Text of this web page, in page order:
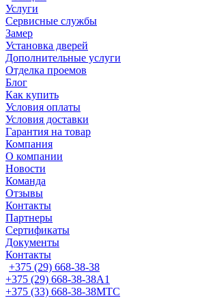
Услуги
Сервисные службы
Замер
Установка дверей
Дополнительные услуги
Отделка проемов
Блог
Как купить
Условия оплаты
Условия доставки
Гарантия на товар
Компания
О компании
Новости
Команда
Отзывы
Контакты
Партнеры
Сертификаты
Документы
Контакты
+375 (29) 668-38-38
+375 (29) 668-38-38A1
+375 (33) 668-38-38МТС